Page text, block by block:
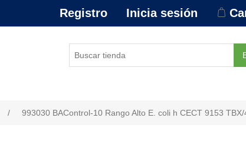
Registro Inicia sesión
/ 993030 BAControl-10 Rango Alto E. coli h CECT 9153 TBX/